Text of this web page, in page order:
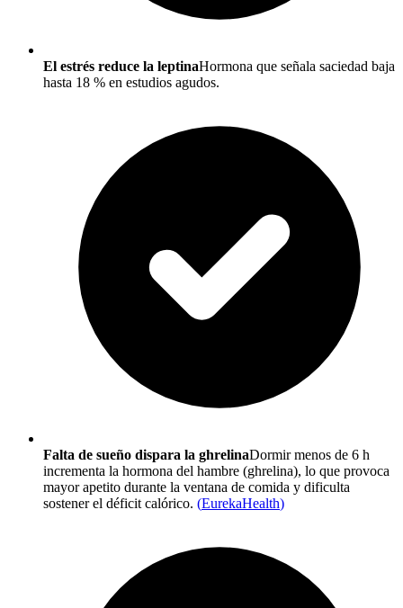
El estrés reduce la leptinaHormona que señala saciedad baja
hasta 18 % en estudios agudos.
Falta de sueño dispara la ghrelinaDormir menos de 6 h
incrementa la hormona del hambre (ghrelina), lo que provoca
mayor apetito durante la ventana de comida y dificulta
sostener el déficit calórico. (EurekaHealth)